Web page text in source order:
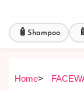
🧴 Shampoo 🍼
Home>